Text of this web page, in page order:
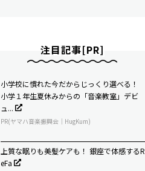
注目記事[PR]
小学校に慣れた今だからじっくり選べる！
小学１年生夏休みからの「音楽教室」デビ
ュ...
PR(ヤマハ音楽振興会｜HugKum)
上質な眠りも美髪ケアも！ 銀座で体感するR
eFa